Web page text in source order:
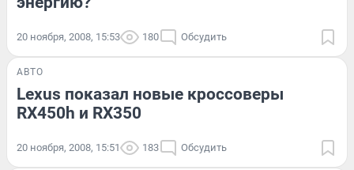
20 ноября, 2008, 15:53 180 Обсудить
АВТО
Lexus показал новые кроссоверы
RX450h и RX350
20 ноября, 2008, 15:51 183 Обсудить